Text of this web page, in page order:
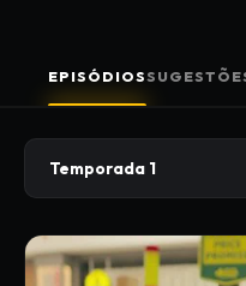
EPISÓDIOS
Temporada 1